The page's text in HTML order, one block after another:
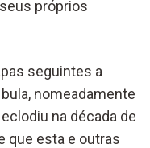
próprios
seguintes a
nomeadamente
na década de
que esta e outras